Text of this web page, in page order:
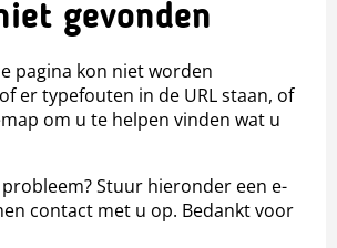
gevonden
pagina kon niet worden
er typefouten in de URL staan, of
om u te helpen vinden wat u
Stuur hieronder een e-
contact met u op. Bedankt voor